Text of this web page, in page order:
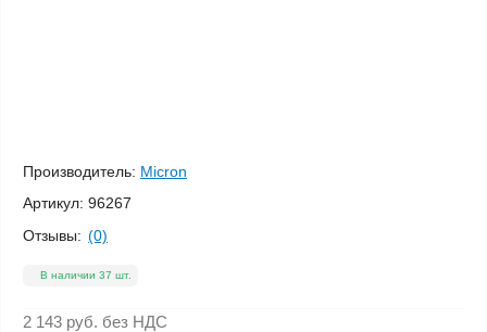
Производитель: Micron
Артикул: 96267
Отзывы: (0)
В наличии 37 шт.
2 143 руб. без НДС